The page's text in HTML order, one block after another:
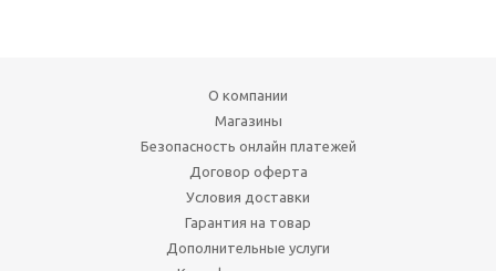
О компании
Магазины
Безопасность онлайн платежей
Договор оферта
Условия доставки
Гарантия на товар
Дополнительные услуги